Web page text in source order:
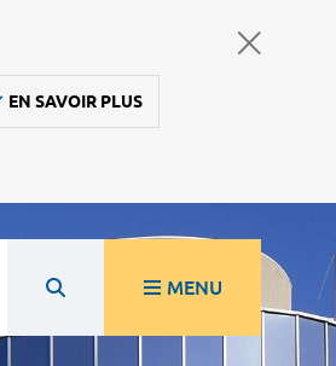
EN SAVOIR PLUS
MENU